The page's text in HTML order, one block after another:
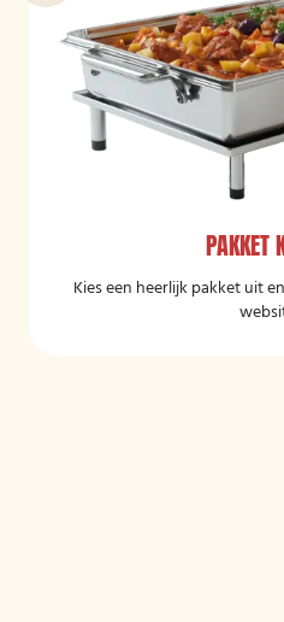
PAKKET
Kies een heerlijk pakket uit